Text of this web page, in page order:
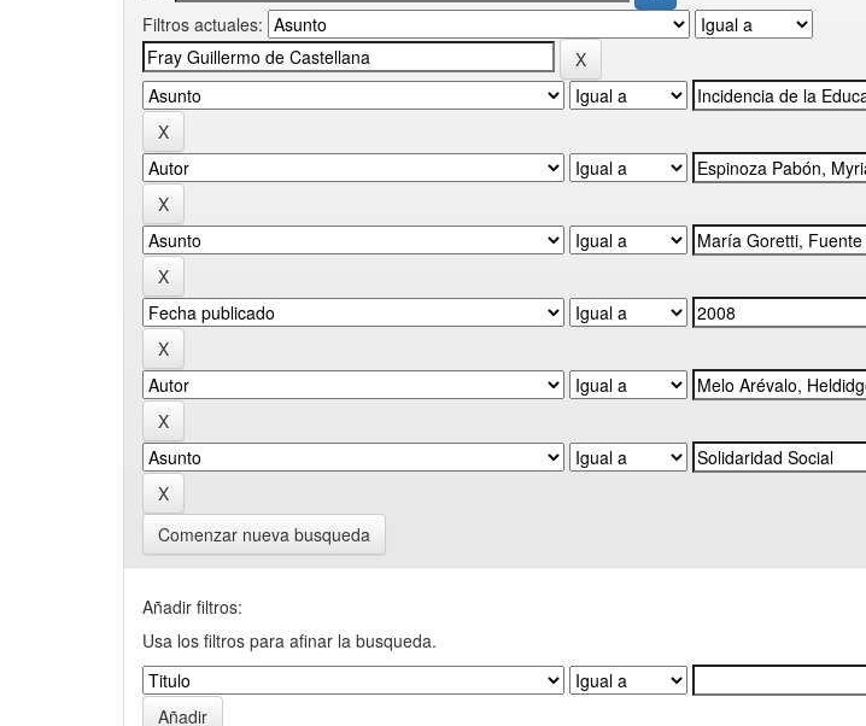
Filtros actuales:
Comenzar nueva busqueda
Añadir filtros:
Usa los filtros para afinar la busqueda.